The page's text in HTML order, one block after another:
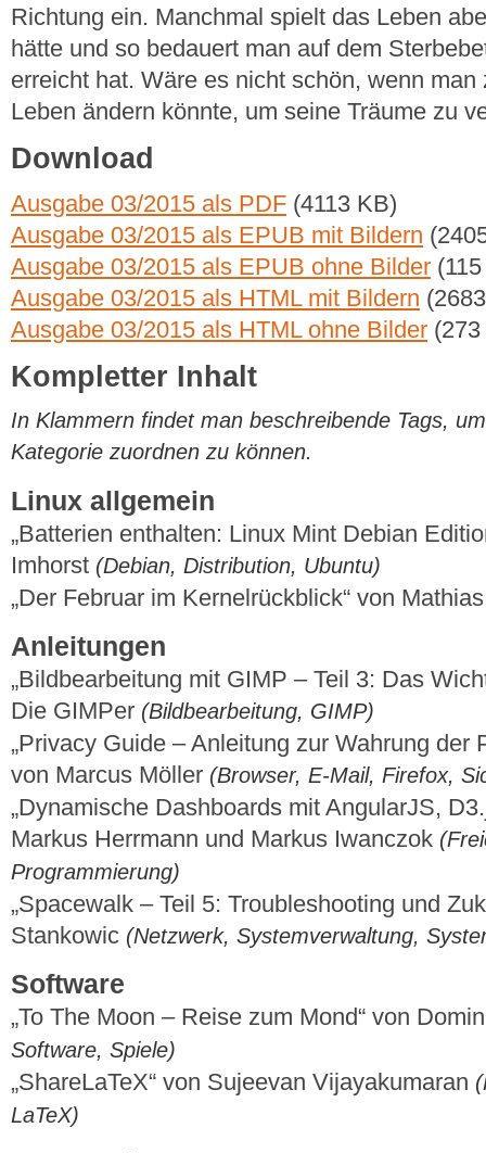
Richtung ein. Manchmal spielt das Leben
hätte und so bedauert man auf dem
erreicht hat. Wäre es nicht schön, wenn
Leben ändern könnte, um seine Träume zu
Download
Ausgabe 03/2015 als PDF (4113 KB)
Ausgabe 03/2015 als EPUB mit Bildern
Ausgabe 03/2015 als EPUB ohne Bilder
Ausgabe 03/2015 als HTML mit Bildern
Ausgabe 03/2015 als HTML ohne Bilder
Kompletter Inhalt
In Klammern findet man beschreibende Tags,
Kategorie zuordnen zu können.
Linux allgemein
„Batterien enthalten: Linux Mint Debian
Imhorst (Debian, Distribution, Ubuntu)
„Der Februar im Kernelrückblick“ von
Anleitungen
„Bildbearbeitung mit GIMP – Teil 3: Das
Die GIMPer (Bildbearbeitung, GIMP)
„Privacy Guide – Anleitung zur Wahrung der
von Marcus Möller (Browser, E-Mail, Firefox,
„Dynamische Dashboards mit AngularJS,
Markus Herrmann und Markus Iwanczok
Programmierung)
„Spacewalk – Teil 5: Troubleshooting und
Stankowic (Netzwerk, Systemverwaltung,
Software
„To The Moon – Reise zum Mond“ von
Software, Spiele)
„ShareLaTeX“ von Sujeevan Vijayakumaran
LaTeX)